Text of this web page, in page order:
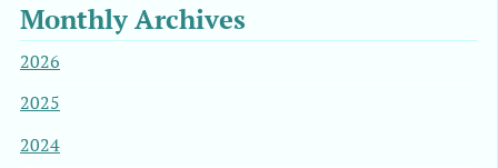
Monthly Archives
2026
2025
2024